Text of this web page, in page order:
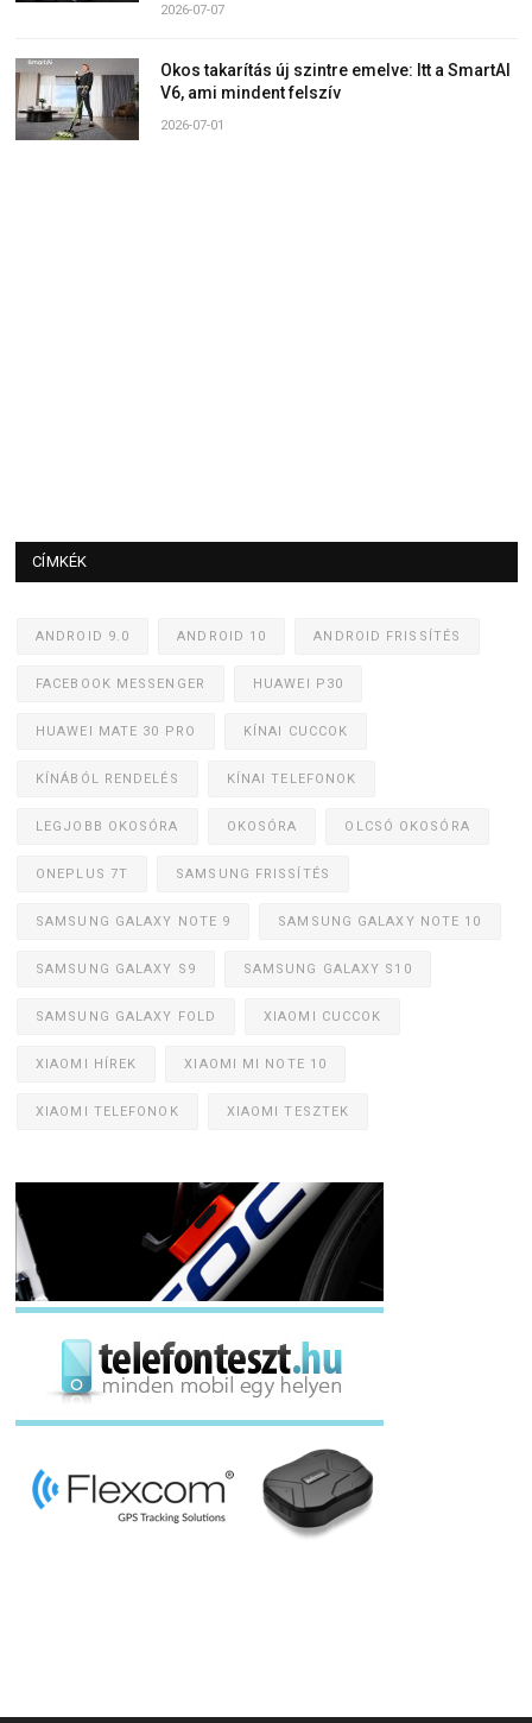
2026-07-07
Okos takarítás új szintre emelve: Itt a SmartAI
V6, ami mindent felszív
2026-07-01
CÍMKÉK
ANDROID 9.0 ANDROID 10 ANDROID FRISSÍTÉS
FACEBOOK MESSENGER HUAWEI P30
HUAWEI MATE 30 PRO KÍNAI CUCCOK
KÍNÁBÓL RENDELÉS KÍNAI TELEFONOK
LEGJOBB OKOSÓRA OKOSÓRA OLCSÓ OKOSÓRA
ONEPLUS 7T SAMSUNG FRISSÍTÉS
SAMSUNG GALAXY NOTE 9 SAMSUNG GALAXY NOTE 10
SAMSUNG GALAXY S9 SAMSUNG GALAXY S10
SAMSUNG GALAXY FOLD XIAOMI CUCCOK
XIAOMI HÍREK XIAOMI MI NOTE 10
XIAOMI TELEFONOK XIAOMI TESZTEK